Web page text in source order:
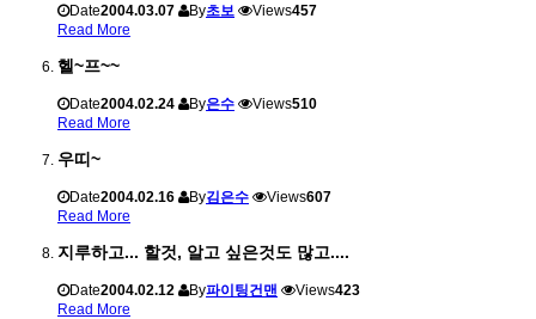
Date2004.03.07 By초보 Views457
Read More
헬~프~~
Date2004.02.24 By은수 Views510
Read More
우띠~
Date2004.02.16 By김은수 Views607
Read More
지루하고... 할것, 알고 싶은것도 많고....
Date2004.02.12 By파이팅건맨 Views423
Read More